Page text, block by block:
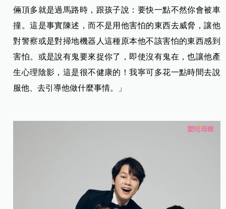
倆頂多就是過馬路時，跟孩子說：要快一點不然你會被車
撞。這是事實陳述，而不是用他害怕的東西去威脅，讓他
對警察或是對掃地機器人這種原本他不該害怕的東西感到
害怕。或是說有鬼要來捉你了，即使沒有鬼在，也讓他產
生心理陰影，這是很不健康的！我寧可多花一點時間去說
服他、去引導他做什麼事情。」